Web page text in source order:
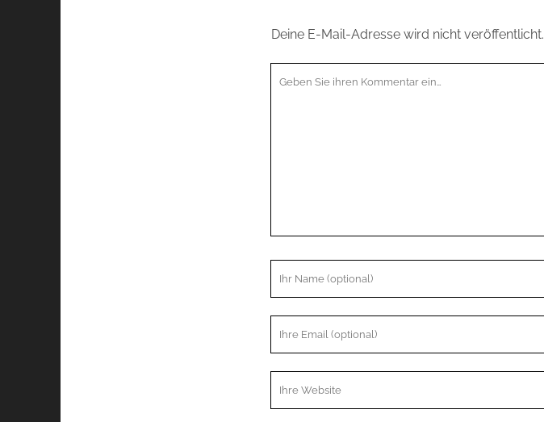
Deine E-Mail-Adresse wird nicht veröffentlicht.